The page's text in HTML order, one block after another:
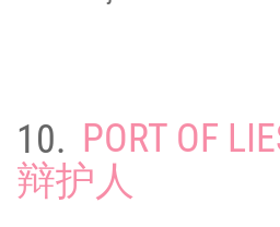
10. PORT OF
辩护人